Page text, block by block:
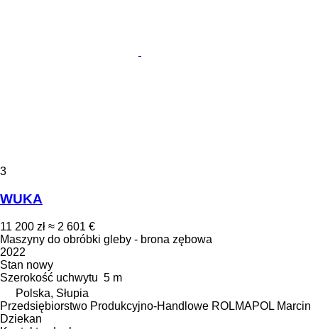
3
WUKA
11 200 zł ≈ 2 601 €
Maszyny do obróbki gleby - brona zębowa
2022
Stan nowy
Szerokość uchwytu 5 m
Polska, Słupia
Przedsiębiorstwo Produkcyjno-Handlowe ROLMAPOL Marcin
Dziekan